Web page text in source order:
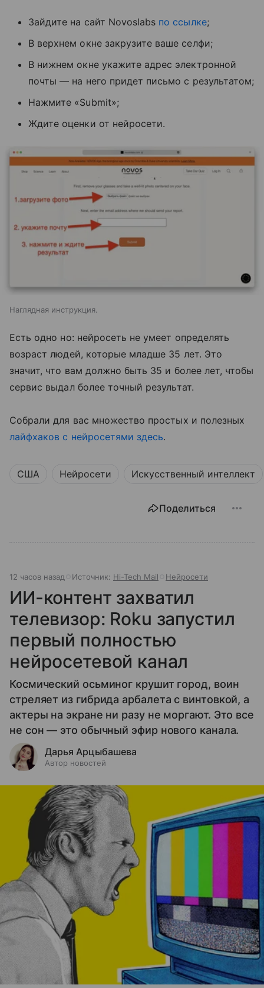
Зайдите на сайт Novoslabs по ссылке;
В верхнем окне закрузите ваше селфи;
В нижнем окне укажите адрес электронной
почты — на него придет письмо с результатом;
Нажмите «Submit»;
Ждите оценки от нейросети.
Наглядная инструкция.
Есть одно но: нейросеть не умеет определять
возраст людей, которые младше 35 лет. Это
значит, что вам должно быть 35 и более лет, чтобы
сервис выдал более точный результат.
Собрали для вас множество простых и полезных
лайфхаков с нейросетями здесь.
США Нейросети Искусственный интеллект
Поделиться
12 часов назад Источник: Hi-Tech Mail Нейросети
ИИ-контент захватил
телевизор: Roku запустил
первый полностью
нейросетевой канал
Космический осьминог крушит город, воин
стреляет из гибрида арбалета с винтовкой, а
актеры на экране ни разу не моргают. Это все
не сон — это обычный эфир нового канала.
Дарья Арцыбашева
Автор новостей